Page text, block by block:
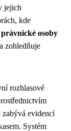
jejich
kde
osoby
a zohledňuje
rozhlasové
zabývá evidencí
Systém